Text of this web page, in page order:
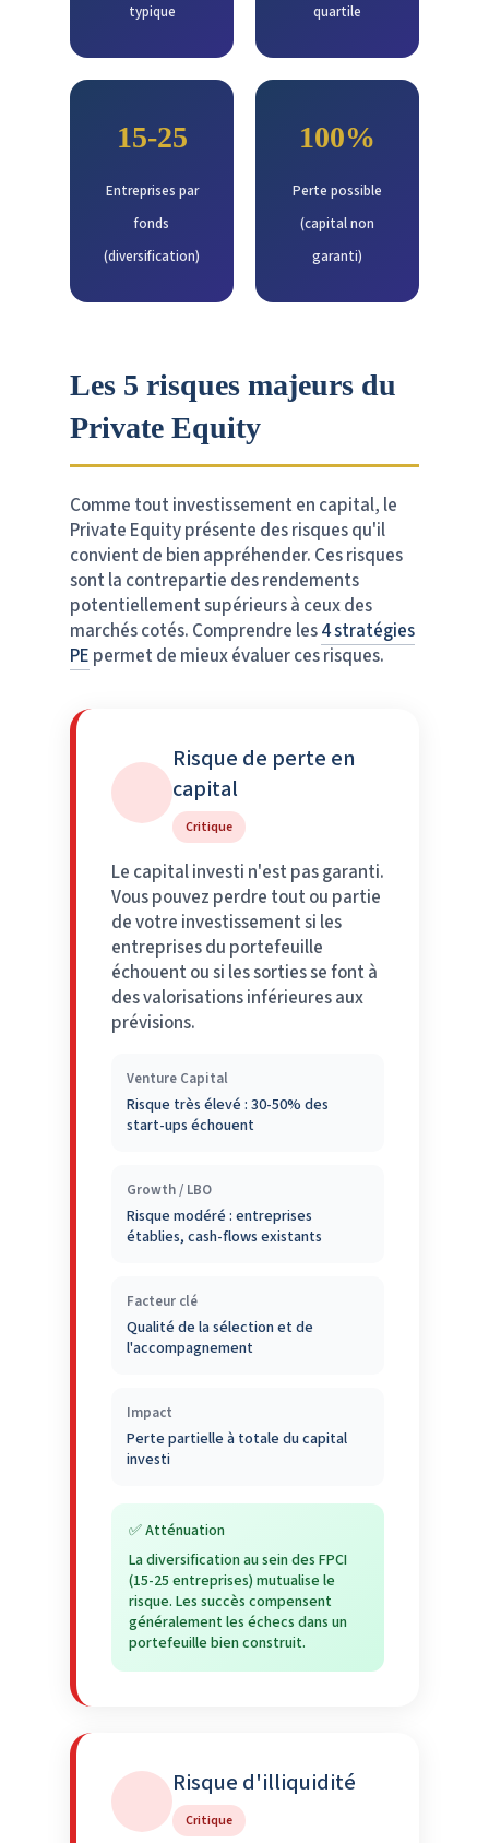
typique
quartile
15-25
Entreprises par
fonds
(diversification)
100%
Perte possible
(capital non
garanti)
Les 5 risques majeurs du
Private Equity
Comme tout investissement en capital, le
Private Equity présente des risques qu'il
convient de bien appréhender. Ces risques
sont la contrepartie des rendements
potentiellement supérieurs à ceux des
marchés cotés. Comprendre les4 stratégies
PE permet de mieux évaluer ces risques.
Risque de perte en
capital
Critique
Le capital investi n'est pas garanti.
Vous pouvez perdre tout ou partie
de votre investissement si les
entreprises du portefeuille
échouent ou si les sorties se font à
des valorisations inférieures aux
prévisions.
Venture Capital
Risque très élevé : 30-50% des
start-ups échouent
Growth / LBO
Risque modéré : entreprises
établies, cash-flows existants
Facteur clé
Qualité de la sélection et de
l'accompagnement
Impact
Perte partielle à totale du capital
investi
✅ Atténuation
La diversification au sein des FPCI
(15-25 entreprises) mutualise le
risque. Les succès compensent
généralement les échecs dans un
portefeuille bien construit.
Risque d'illiquidité
Critique